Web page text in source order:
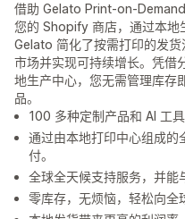
借助 Gelato Print-on-
您的 Shopify 商店，通过本地
Gelato 简化了按需打印的发
市场并实现可持续增长。凭借
地生产中心，您无需管理库存
品。
100 多种定制产品和 AI 工
通过由本地打印中心组成的
付。
全球全天候支持服务，并能
零库存，无烦恼，轻松向全